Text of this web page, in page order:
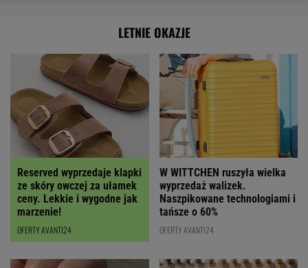
LETNIE OKAZJE
Reserved wyprzedaje klapki
ze skóry owczej za ułamek
ceny. Lekkie i wygodne jak
marzenie!
OFERTY AVANTI24
W WITTCHEN ruszyła wielka
wyprzedaż walizek.
Naszpikowane technologiami i
tańsze o 60%
OFERTY AVANTI24